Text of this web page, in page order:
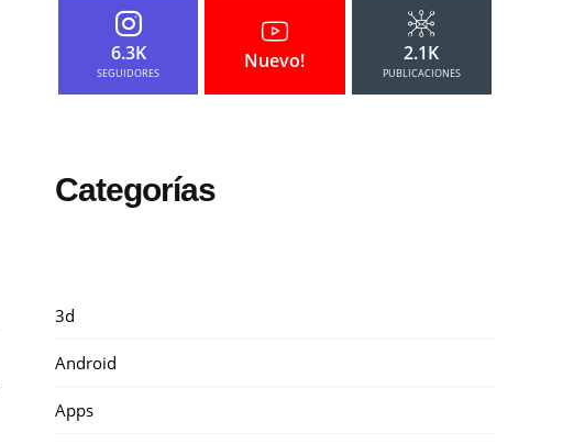
6.3K
SEGUIDORES
Nuevo! 2.1K
PUBLICACIONES
Categorías
3d
Android
Apps